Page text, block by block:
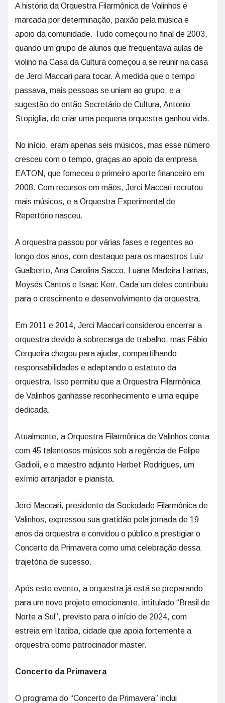
A história da Orquestra Filarmônica de Valinhos é
marcada por determinação, paixão pela música e
apoio da comunidade. Tudo começou no final de 2003,
quando um grupo de alunos que frequentava aulas de
violino na Casa da Cultura começou a se reunir na casa
de Jerci Maccari para tocar. À medida que o tempo
passava, mais pessoas se uniam ao grupo, e a
sugestão do então Secretário de Cultura, Antonio
Stopiglia, de criar uma pequena orquestra ganhou vida.
No início, eram apenas seis músicos, mas esse número
cresceu com o tempo, graças ao apoio da empresa
EATON, que forneceu o primeiro aporte financeiro em
2008. Com recursos em mãos, Jerci Maccari recrutou
mais músicos, e a Orquestra Experimental de
Repertório nasceu.
A orquestra passou por várias fases e regentes ao
longo dos anos, com destaque para os maestros Luiz
Gualberto, Ana Carolina Sacco, Luana Madeira Lamas,
Moysés Cantos e Isaac Kerr. Cada um deles contribuiu
para o crescimento e desenvolvimento da orquestra.
Em 2011 e 2014, Jerci Maccari considerou encerrar a
orquestra devido à sobrecarga de trabalho, mas Fábio
Cerqueira chegou para ajudar, compartilhando
responsabilidades e adaptando o estatuto da
orquestra. Isso permitiu que a Orquestra Filarmônica
de Valinhos ganhasse reconhecimento e uma equipe
dedicada.
Atualmente, a Orquestra Filarmônica de Valinhos conta
com 45 talentosos músicos sob a regência de Felipe
Gadioli, e o maestro adjunto Herbet Rodrigues, um
exímio arranjador e pianista.
Jerci Maccari, presidente da Sociedade Filarmônica de
Valinhos, expressou sua gratidão pela jornada de 19
anos da orquestra e convidou o público a prestigiar o
Concerto da Primavera como uma celebração dessa
trajetória de sucesso.
Após este evento, a orquestra já está se preparando
para um novo projeto emocionante, intitulado “Brasil de
Norte a Sul”, previsto para o início de 2024, com
estreia em Itatiba, cidade que apoia fortemente a
orquestra como patrocinador master.
Concerto da Primavera
O programa do “Concerto da Primavera” inclui